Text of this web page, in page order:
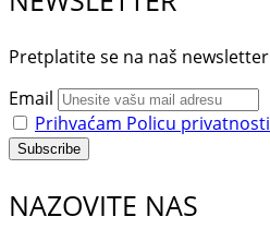
Pretplatite se na naš newsletter
Email
Prihvaćam Policu privatnosti
NAZOVITE NAS